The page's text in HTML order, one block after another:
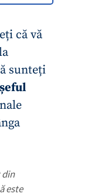
că vă
sunteți
din
este